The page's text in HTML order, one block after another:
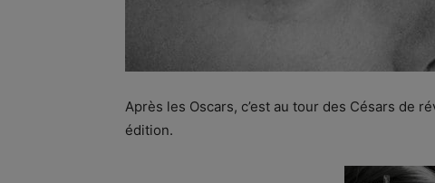
Après les Oscars, c’est au tour des Césars de
édition.